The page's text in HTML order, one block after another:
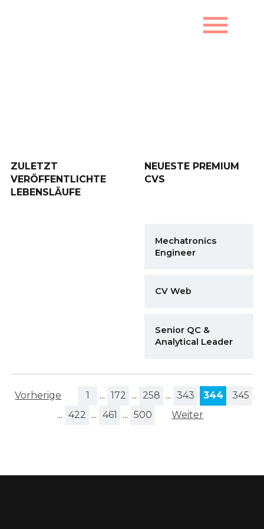
menu
ZULETZT
VERÖFFENTLICHTE
LEBENSLÄUFE
NEUESTE PREMIUM
CVS
Mechatronics
Engineer
CV Web
Senior QC &
Analytical Leader
Vorherige 1 ... 172 ... 258 ... 343 344
345
... 422 ... 461 ... 500 Weiter